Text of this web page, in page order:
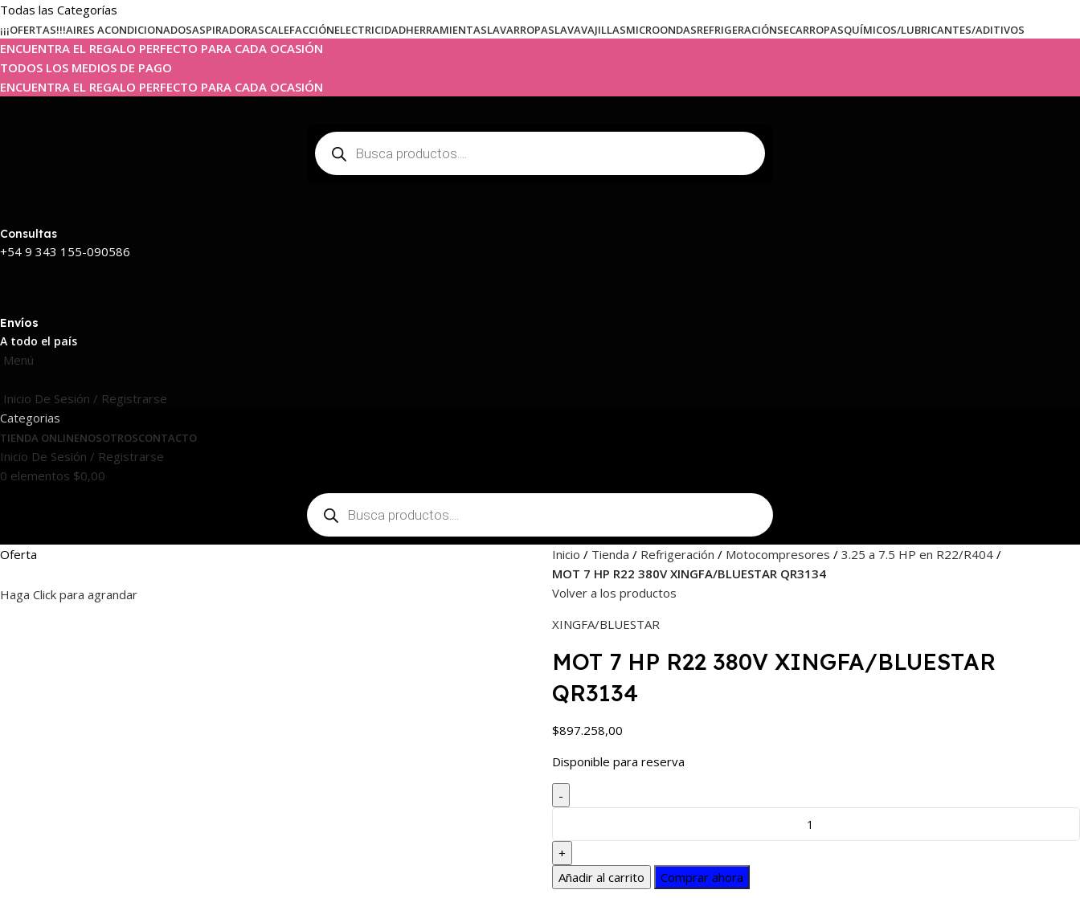
Todas las Categorías
¡¡¡OFERTAS!!!AIRES ACONDICIONADOSASPIRADORASCALEFACCIÓNELECTRICIDADHERRAMIENTASLAVARROPASLAVAVAJILLASMICROONDASREFRIGERACIÓNSECARROPASQUÍMICOS/LUBRICANTES/ADITIVOS
ENCUENTRA EL REGALO PERFECTO PARA CADA OCASIÓN
TODOS LOS MEDIOS DE PAGO
ENCUENTRA EL REGALO PERFECTO PARA CADA OCASIÓN
Consultas
+54 9 343 155-090586
Envíos
A todo el país
Menú
Inicio De Sesión / Registrarse
Categorias
TIENDA ONLINENOSOTROSCONTACTO
Inicio De Sesión / Registrarse
0 elementos $0,00
Oferta
Haga Click para agrandar
Inicio Tienda Refrigeración Motocompresores
3.25 a 7.5 HP en R22/R404
MOT 7 HP R22 380V XINGFA/BLUESTAR QR3134
Volver a los productos
XINGFA/BLUESTAR
MOT 7 HP R22 380V XINGFA/BLUESTAR
QR3134
$897.258,00
Disponible para reserva
Añadir al carrito
Comprar ahora